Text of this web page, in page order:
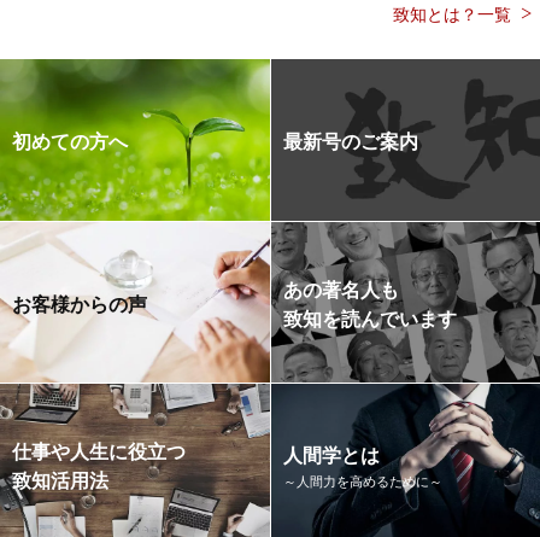
致知とは？一覧
初めての方へ 最新号のご案内
お客様からの声
あの著名人も
致知を読んでいます
仕事や人生に役立つ
致知活用法
人間学とは
～人間力を高めるために～